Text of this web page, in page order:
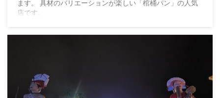
ます。 具材のバリエーションが楽しい「棺桶パン」の人気
店です。